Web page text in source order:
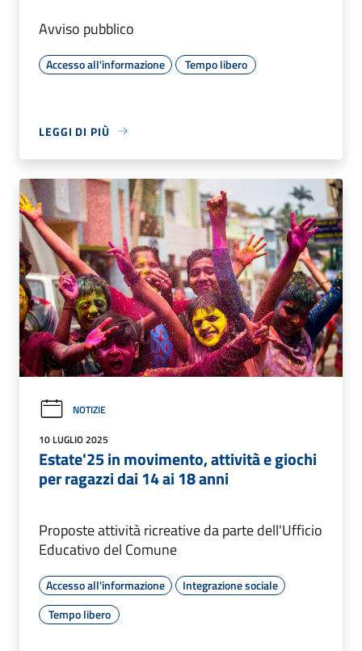
Avviso pubblico
Accesso all'informazione Tempo libero
LEGGI DI PIÙ
NOTIZIE
10 LUGLIO 2025
Estate'25 in movimento, attività e giochi
per ragazzi dai 14 ai 18 anni
Proposte attività ricreative da parte dell'Ufficio
Educativo del Comune
Accesso all'informazione
Integrazione sociale
Tempo libero